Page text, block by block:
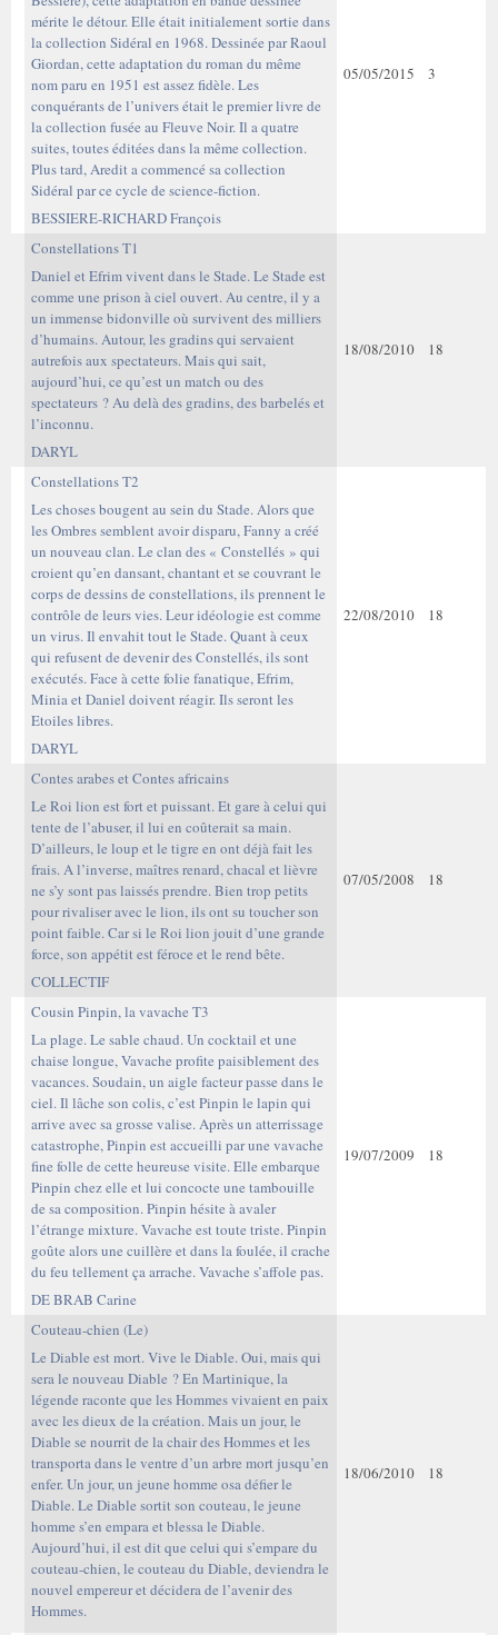
mérite le détour. Elle était initialement sortie dans
la collection Sidéral en 1968. Dessinée par Raoul
Giordan, cette adaptation du roman du même
nom paru en 1951 est assez fidèle. Les
conquérants de l’univers était le premier livre de
la collection fusée au Fleuve Noir. Il a quatre
suites, toutes éditées dans la même collection.
Plus tard, Aredit a commencé sa collection
Sidéral par ce cycle de science-fiction.
BESSIERE-RICHARD François
05/05/2015 3
Constellations T1
Daniel et Efrim vivent dans le Stade. Le Stade est
comme une prison à ciel ouvert. Au centre, il y a
un immense bidonville où survivent des milliers
d’humains. Autour, les gradins qui servaient
autrefois aux spectateurs. Mais qui sait,
aujourd’hui, ce qu’est un match ou des
spectateurs ? Au delà des gradins, des barbelés et
l’inconnu.
DARYL
18/08/2010 18
Constellations T2
Les choses bougent au sein du Stade. Alors que
les Ombres semblent avoir disparu, Fanny a créé
un nouveau clan. Le clan des « Constellés » qui
croient qu’en dansant, chantant et se couvrant le
corps de dessins de constellations, ils prennent le
contrôle de leurs vies. Leur idéologie est comme
un virus. Il envahit tout le Stade. Quant à ceux
qui refusent de devenir des Constellés, ils sont
exécutés. Face à cette folie fanatique, Efrim,
Minia et Daniel doivent réagir. Ils seront les
Etoiles libres.
DARYL
22/08/2010 18
Contes arabes et Contes africains
Le Roi lion est fort et puissant. Et gare à celui qui
tente de l’abuser, il lui en coûterait sa main.
D’ailleurs, le loup et le tigre en ont déjà fait les
frais. A l’inverse, maîtres renard, chacal et lièvre
ne s’y sont pas laissés prendre. Bien trop petits
pour rivaliser avec le lion, ils ont su toucher son
point faible. Car si le Roi lion jouit d’une grande
force, son appétit est féroce et le rend bête.
COLLECTIF
07/05/2008 18
Cousin Pinpin, la vavache T3
La plage. Le sable chaud. Un cocktail et une
chaise longue, Vavache profite paisiblement des
vacances. Soudain, un aigle facteur passe dans le
ciel. Il lâche son colis, c’est Pinpin le lapin qui
arrive avec sa grosse valise. Après un atterrissage
catastrophe, Pinpin est accueilli par une vavache
fine folle de cette heureuse visite. Elle embarque
Pinpin chez elle et lui concocte une tambouille
de sa composition. Pinpin hésite à avaler
l’étrange mixture. Vavache est toute triste. Pinpin
goûte alors une cuillère et dans la foulée, il crache
du feu tellement ça arrache. Vavache s’affole pas.
DE BRAB Carine
19/07/2009 18
Couteau-chien (Le)
Le Diable est mort. Vive le Diable. Oui, mais qui
sera le nouveau Diable ? En Martinique, la
légende raconte que les Hommes vivaient en paix
avec les dieux de la création. Mais un jour, le
Diable se nourrit de la chair des Hommes et les
transporta dans le ventre d’un arbre mort jusqu’en
enfer. Un jour, un jeune homme osa défier le
Diable. Le Diable sortit son couteau, le jeune
homme s’en empara et blessa le Diable.
Aujourd’hui, il est dit que celui qui s’empare du
couteau-chien, le couteau du Diable, deviendra le
nouvel empereur et décidera de l’avenir des
Hommes.
18/06/2010 18